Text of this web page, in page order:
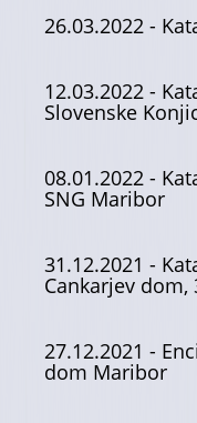
26.03.2022 -
12.03.2022 -
Slovenske
08.01.2022 -
SNG Maribor
31.12.2021 -
Cankarjev dom,
27.12.2021 -
dom Maribor